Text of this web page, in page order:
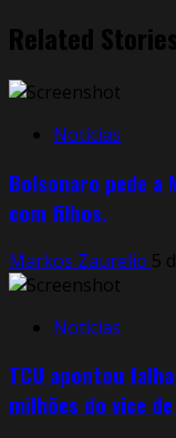
Related
Notícias
Bolsonaro pede a
com filhos.
Markos Zaurelio 5
Notícias
TCU apontou
milhões do vice